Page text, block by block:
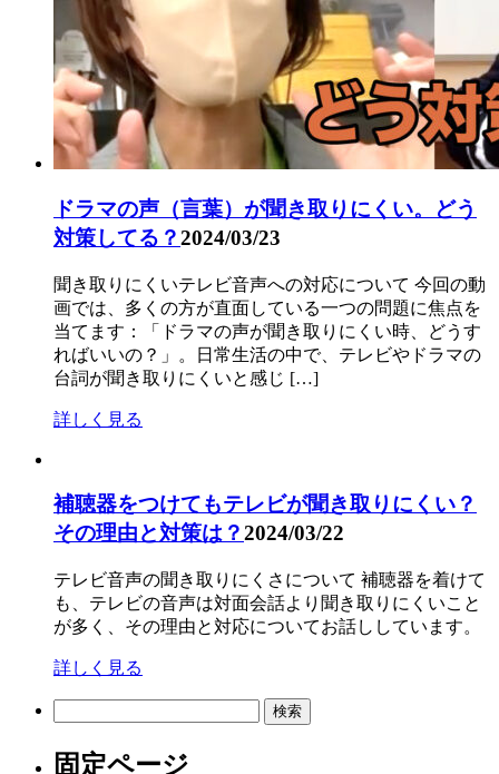
ドラマの声（言葉）が聞き取りにくい。どう
対策してる？2024/03/23
聞き取りにくいテレビ音声への対応について 今回の動
画では、多くの方が直面している一つの問題に焦点を
当てます：「ドラマの声が聞き取りにくい時、どうす
ればいいの？」。日常生活の中で、テレビやドラマの
台詞が聞き取りにくいと感じ […]
詳しく見る
補聴器をつけてもテレビが聞き取りにくい？
その理由と対策は？2024/03/22
テレビ音声の聞き取りにくさについて 補聴器を着けて
も、テレビの音声は対面会話より聞き取りにくいこと
が多く、その理由と対応についてお話ししています。
詳しく見る
固定ページ